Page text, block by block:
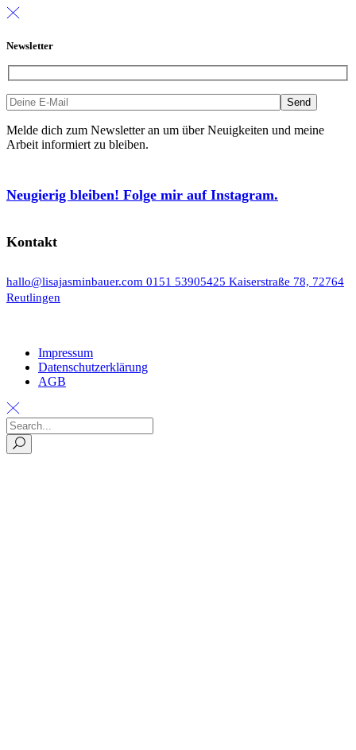
Newsletter
Melde dich zum Newsletter an um über Neuigkeiten und meine
Arbeit informiert zu bleiben.
Neugierig bleiben! Folge mir auf Instagram.
Kontakt
hallo@lisajasminbauer.com 0151 53905425 Kaiserstraße 78, 72764
Reutlingen
Impressum
Datenschutzerklärung
AGB